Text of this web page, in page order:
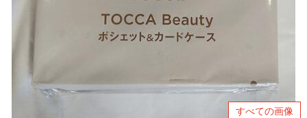
すべての画像